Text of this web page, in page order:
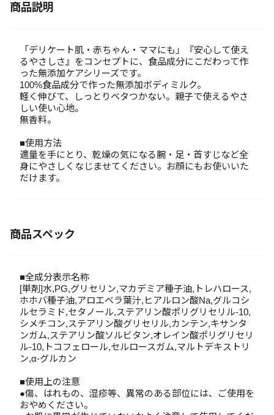
商品説明
「デリケート肌・赤ちゃん・ママにも」『安心して使え
るやさしさ』をコンセプトに、食品成分にこだわって作
った無添加ケアシリーズです。
100%食品成分で作った無添加ボディミルク。
軽く伸びて、しっとりベタつかない。親子で使えるやさ
しい使い心地。
無香料。
■使用方法
適量を手にとり、乾燥の気になる腕・足・首すじなど全
身にやさしくなじませてください。お顔にもお使いいた
だけます。
商品スペック
■全成分表示名称
[単剤]水,PG,グリセリン,マカデミア種子油,トレハロース,
ホホバ種子油,アロエベラ葉汁,ヒアルロン酸Na,グルコシ
ルセラミド,セタノール,ステアリン酸ポリグリセリル-10,
シメチコン,ステアリン酸グリセリル,カンテン,キサンタ
ンガム,ステアリン酸ソルビタン,オレイン酸ポリグリセリ
ル-10,トコフェロール,セルロースガム,マルトデキストリ
ン,α-グルカン
■使用上の注意
●傷、はれもの、湿疹等、異常のある部位には、ご使用を
おやめください。